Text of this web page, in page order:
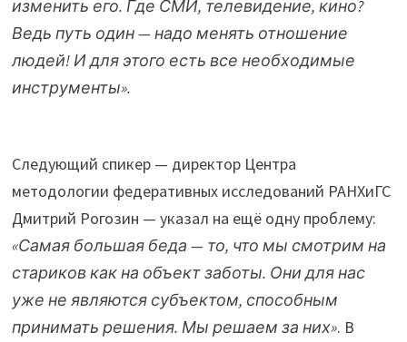
изменить его. Где СМИ, телевидение, кино?
Ведь путь один — надо менять отношение
людей! И для этого есть все необходимые
инструменты».
Следующий спикер — директор Центра
методологии федеративных исследований РАНХиГС
Дмитрий Рогозин — указал на ещё одну проблему:
«Самая большая беда — то, что мы смотрим на
стариков как на объект заботы. Они для нас
уже не являются субъектом, способным
принимать решения. Мы решаем за них». В